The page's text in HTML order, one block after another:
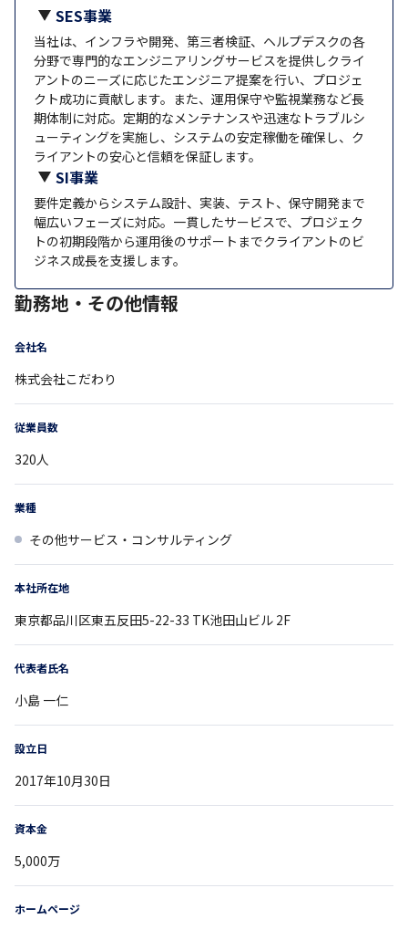
SES事業
当社は、インフラや開発、第三者検証、ヘルプデスクの各
分野で専門的なエンジニアリングサービスを提供しクライ
アントのニーズに応じたエンジニア提案を行い、プロジェ
クト成功に貢献します。また、運用保守や監視業務など長
期体制に対応。定期的なメンテナンスや迅速なトラブルシ
ューティングを実施し、システムの安定稼働を確保し、ク
ライアントの安心と信頼を保証します。
SI事業
要件定義からシステム設計、実装、テスト、保守開発まで
幅広いフェーズに対応。一貫したサービスで、プロジェク
トの初期段階から運用後のサポートまでクライアントのビ
ジネス成長を支援します。
勤務地・その他情報
会社名
株式会社こだわり
従業員数
320人
業種
その他サービス・コンサルティング
本社所在地
東京都品川区東五反田5-22-33 TK池田山ビル 2F
代表者氏名
小島 一仁
設立日
2017年10月30日
資本金
5,000万
ホームページ